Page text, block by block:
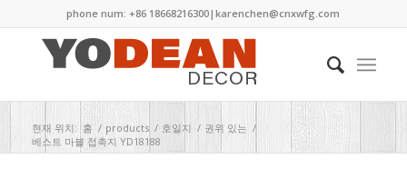
phone num: +86 18668216300|karenchen@cnxwfg.com
현재 위치: 홈 / products / 호일지 / 권위 있는 /
베스트 마블 접촉지 YD18188